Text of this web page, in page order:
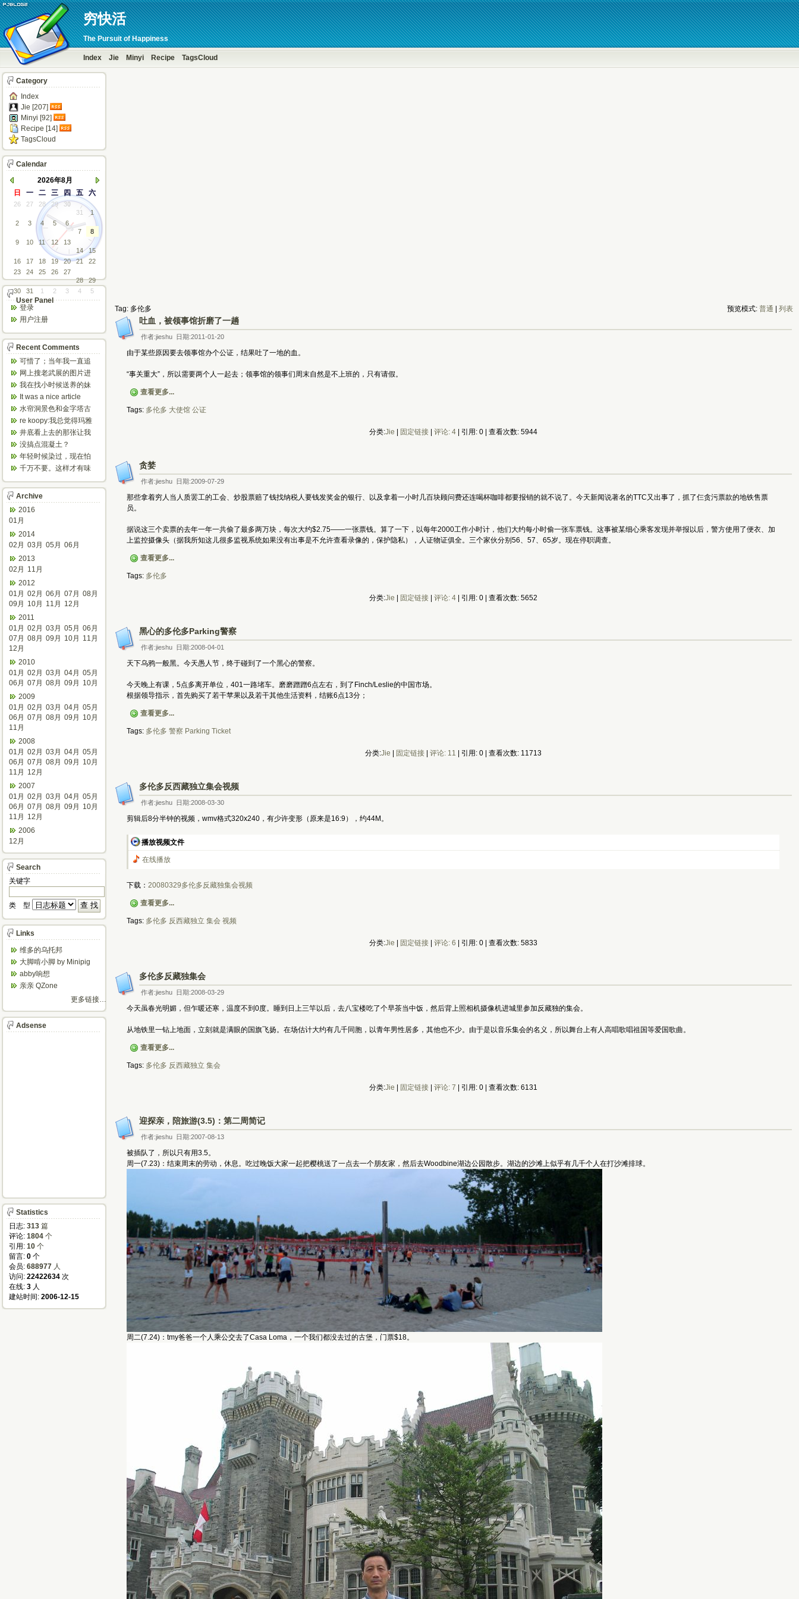
穷快活
The Pursuit of Happiness
Index Jie Minyi Recipe TagsCloud
Tag: 多伦多 预览模式: 普通 列表
吐血，被领事馆折磨了一趟
作者:jieshu 日期:2011-01-20
由于某些原因要去领事馆办个公证，结果吐了一地的血。
“事关重大”，所以需要两个人一起去；领事馆的领事们周末自然是不上班的，只有请假。
查看更多...
Tags: 多伦多 大使馆 公证
分类:Jie 固定链接| 评论: 4| 引用: 0 | 查看次数: 5944
贪婪
作者:jieshu 日期:2009-07-29
那些拿着穷人当人质罢工的工会、炒股票赔了钱找纳税人要钱发奖金的银行、以及拿着一小时几百块顾问费还连喝杯咖啡都要报销的就不说了。今天新闻说著名的TTC又出事了，抓了仨贪污票款的地铁售票
员。
据说这三个卖票的去年一年一共偷了最多两万块，每次大约$2.75——一张票钱。算了一下，以每年2000工作小时计，他们大约每小时偷一张车票钱。这事被某细心乘客发现并举报以后，警方使用了便衣、加
上监控摄像头（据我所知这儿很多监视系统如果没有出事是不允许查看录像的，保护隐私），人证物证俱全。三个家伙分别56、57、65岁。现在停职调查。
查看更多...
Tags: 多伦多
分类:Jie 固定链接| 评论: 4| 引用: 0 | 查看次数: 5652
黑心的多伦多Parking警察
作者:jieshu 日期:2008-04-01
天下乌鸦一般黑。今天愚人节，终于碰到了一个黑心的警察。
今天晚上有课，5点多离开单位，401一路堵车。磨磨蹭蹭6点左右，到了Finch/Leslie的中国市场。
根据领导指示，首先购买了若干苹果以及若干其他生活资料，结账6点13分；
查看更多...
Tags: 多伦多 警察 Parking Ticket
分类:Jie 固定链接| 评论: 11 | 引用: 0 | 查看次数: 11713
多伦多反西藏独立集会视频
作者:jieshu 日期:2008-03-30
剪辑后8分半钟的视频，wmv格式320x240，有少许变形（原来是16:9），约44M。
播放视频文件
在线播放
下载： 20080329多伦多反藏独集会视频
查看更多...
Tags: 多伦多 反西藏独立 集会 视频
分类:Jie 固定链接| 评论: 6 | 引用: 0 | 查看次数: 5833
多伦多反藏独集会
作者:jieshu 日期:2008-03-29
今天虽春光明媚，但乍暖还寒，温度不到0度。睡到日上三竿以后，去八宝楼吃了个早茶当中饭，然后背上照相机摄像机进城里参加反藏独的集会。
从地铁里一钻上地面，立刻就是满眼的国旗飞扬。在场估计大约有几千同胞，以青年男性居多，其他也不少。由于是以音乐集会的名义，所以舞台上有人高唱歌唱祖国等爱国歌曲。
查看更多...
Tags: 多伦多 反西藏独立 集会
分类:Jie 固定链接| 评论: 7 | 引用: 0 | 查看次数: 6131
迎探亲，陪旅游(3.5)：第二周简记
作者:jieshu 日期:2007-08-13
被插队了，所以只有用3.5。
周一(7.23)：结束周末的劳动，休息。吃过晚饭大家一起把樱桃送了一点去一个朋友家，然后去Woodbine湖边公园散步。湖边的沙滩上似乎有几千个人在打沙滩排球。
周二(7.24)：tmy爸爸一个人乘公交去了Casa Loma，一个我们都没去过的古堡，门票$18。
Category
Index
Jie [207]
Minyi [92]
Recipe [14]
TagsCloud
Calendar
2026年8月
日
一 二 三 四 五 六
26 27 28 29
30
31
1
2
3 4 5
6
7
8
9
10 11 12
13
14
15
16
17 18 19 20 21
22
23
24 25 26
27
28
29
30
31 1 2 3 4 5
User Panel
登录
用户注册
Recent Comments
可惜了；当年我一直追
着这个，看博主夫妇一
步步在多伦...
网上搜老武展的图片进
来了，一晃是你十年前
的帖子，时...
我在找小时候送养的妹
妹，有人QQ找我说找到
了匹配的...
It was a nice article
and...
水帘洞景色和金字塔古
迹都不错。
re koopy:我总觉得玛雅
人见过外星人。不然哪...
井底看上去的那张让我
想起了蝙蝠侠。。下棋
那张会不会...
没搞点混凝土？
年轻时候染过，现在怕
伤头发不敢染了。不过
千万不要。这样才有味
气场。
Archive
2016
01月
2014
02月 03月 05月 06月
2013
02月
11月
2012
01月 02月 06月 07月 08月
09月
10月 11月
12月
2011
01月 02月 03月 05月 06月
07月 08月 09月 10月
11月
12月
2010
01月 02月 03月 04月 05月
06月 07月 08月 09月
10月
2009
01月 02月 03月 04月 05月
06月 07月 08月 09月
10月
11月
2008
01月 02月 03月 04月 05月
06月 07月 08月 09月
10月
11月
12月
2007
01月 02月 03月 04月 05月
06月 07月 08月 09月
10月
11月
12月
2006
12月
Search
关键字
类 型
Links
维多的乌托邦
大脚啃小脚 by Minipig
abby响想
亲亲 QZone
更多链接…
Adsense
Statistics
日志: 313 篇
评论: 1804 个
引用: 10 个
留言: 0 个
会员: 688977 人
访问: 22422634 次
在线: 3 人
建站时间: 2006-12-15